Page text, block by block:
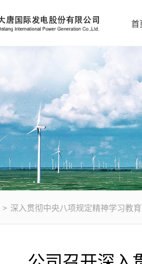
首
> 深入贯彻中央八项规定精神学习教育